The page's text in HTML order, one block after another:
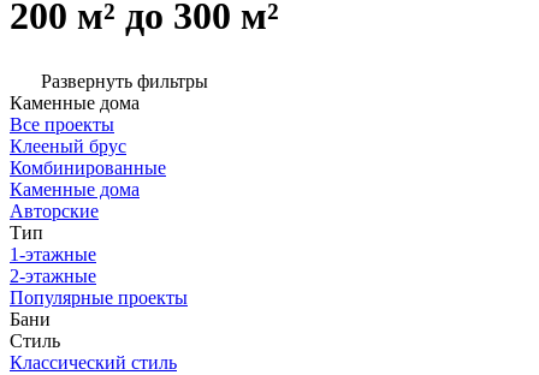
200 м² до 300 м²
Развернуть фильтры
Каменные дома
Все проекты
Клееный брус
Комбинированные
Каменные дома
Авторские
Тип
1-этажные
2-этажные
Популярные проекты
Бани
Стиль
Классический стиль